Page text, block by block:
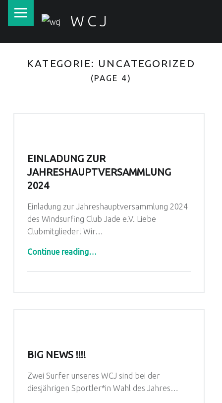
WCJ
KATEGORIE: UNCATEGORIZED
(PAGE 4)
EINLADUNG ZUR
JAHRESHAUPTVERSAMMLUNG
2024
Einladung zur Jahreshauptversammlung 2024
des Windsurfing Club Jade e.V. Liebe
Clubmitglieder! Wir…
Continue reading…
BIG NEWS !!!!
Zwei Surfer unseres WCJ sind bei der
diesjährigen Sportler*in Wahl des Jahres…